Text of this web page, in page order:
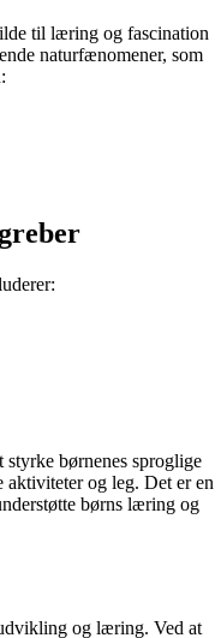
til læring og fascination
naturfænomener, som
børnenes sproglige
og leg. Det er en
børns læring og
og læring. Ved at